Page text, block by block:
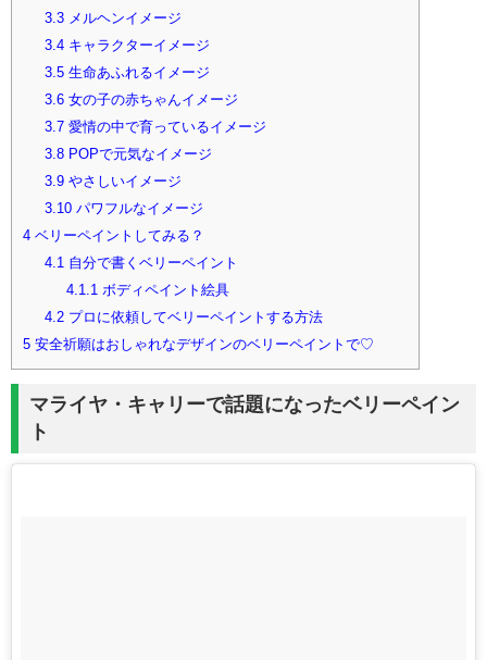
3.3メルヘンイメージ
3.4キャラクターイメージ
3.5生命あふれるイメージ
3.6女の子の赤ちゃんイメージ
3.7愛情の中で育っているイメージ
3.8POPで元気なイメージ
3.9やさしいイメージ
3.10パワフルなイメージ
4 ベリーペイントしてみる？
4.1 自分で書くベリーペイント
4.1.1 ボディペイント絵具
4.2プロに依頼してベリーペイントする方法
5 安全祈願はおしゃれなデザインのベリーペイントで♡
マライヤ・キャリーで話題になったベリーペイン
ト